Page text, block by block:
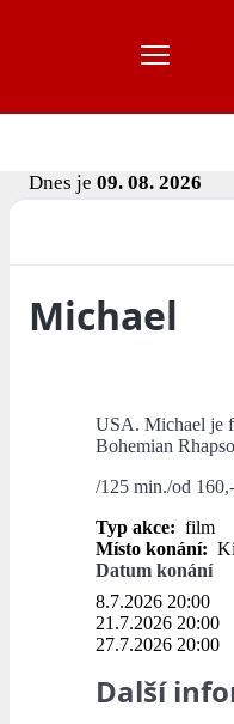
Dnes je 09. 08. 2026
Michael
USA. Michael je
Bohemian
/125 min./od
Typ akce: film
Místo konání:
Datum konání
8.7.2026 20:00
21.7.2026 20:00
27.7.2026 20:00
Další